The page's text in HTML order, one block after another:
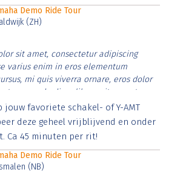
Demo Ride Tour
(ZH)
sit amet, consectetur adipiscing
varius enim in eros elementum
mi quis viverra ornare, eros dolor
commodo diam libero vitae erat.
nibh et justo cursus id rutrum lorem
ut sem vitae risus tristique posuere.
favoriete schakel- of Y-AMT
deze geheel vrijblijvend en onder
Ca 45 minuten per rit!
Demo Ride Tour
(NB)